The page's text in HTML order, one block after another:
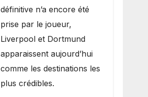
définitive n’a encore été
prise par le joueur,
Liverpool et Dortmund
apparaissent aujourd’hui
comme les destinations les
plus crédibles.